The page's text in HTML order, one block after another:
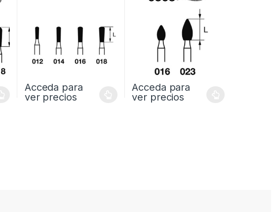
Acceda para
ver precios
Acceda para
ver precios